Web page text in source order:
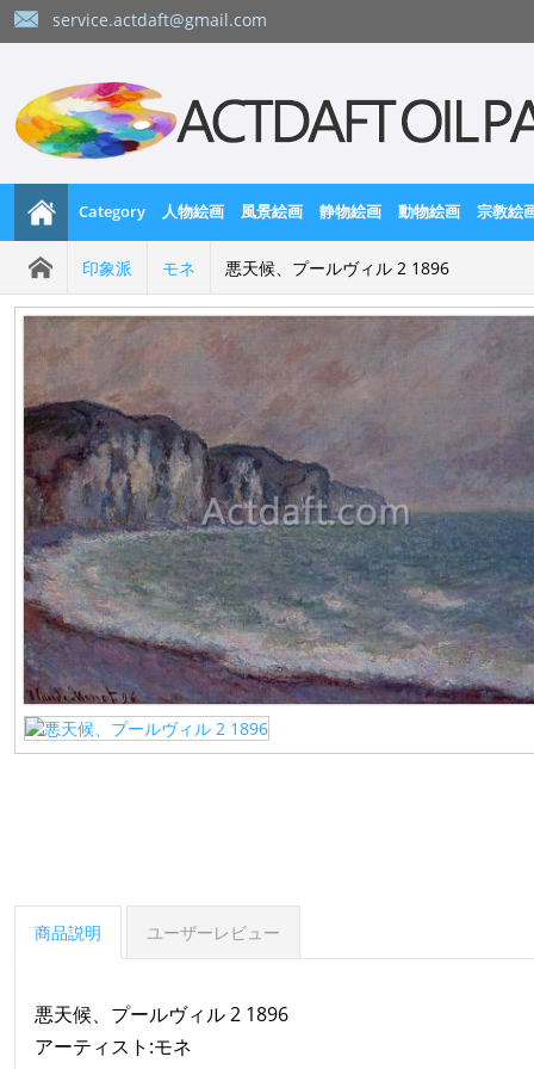
service.actdaft@gmail.com
Category 人物絵画 風景絵画 静物絵画 動物絵画 宗教絵
印象派 モネ 悪天候、プールヴィル 2 1896
商品説明 ユーザーレビュー
悪天候、プールヴィル 2 1896
アーティスト:モネ